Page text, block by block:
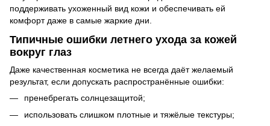
поддерживать ухоженный вид кожи и обеспечивать ей
комфорт даже в самые жаркие дни.
Типичные ошибки летнего ухода за кожей
вокруг глаз
Даже качественная косметика не всегда даёт желаемый
результат, если допускать распространённые ошибки:
пренебрегать солнцезащитой;
использовать слишком плотные и тяжёлые текстуры;